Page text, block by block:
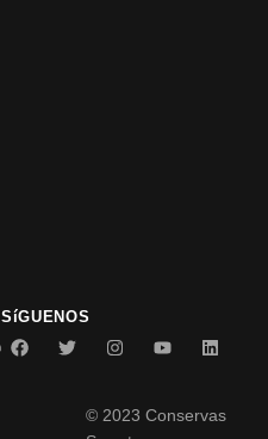
SíGUENOS
© 2023 Conservas